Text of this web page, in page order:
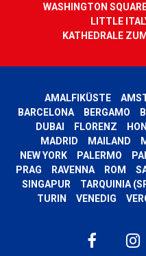
WASHINGTON
LITTLE
KATHEDRALE
AMALFIKÜSTE
BARCELONA
BERGAMO
DUBAI
FLORENZ
MADRID
MAILAND
NEW YORK
PALERMO
PRAG
RAVENNA ROM
SINGAPUR
TARQUINIA
TURIN
VENEDIG